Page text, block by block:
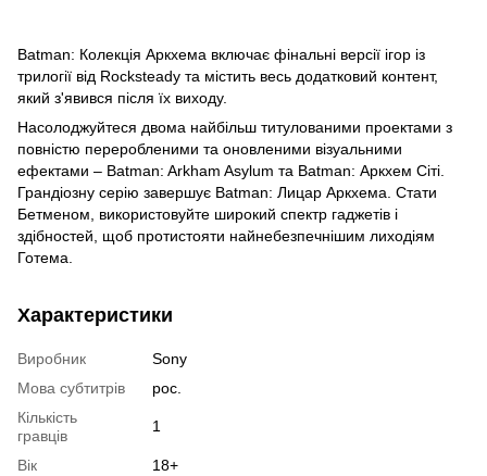
Batman: Колекція Аркхема включає фінальні версії ігор із
трилогії від Rocksteady та містить весь додатковий контент,
який з'явився після їх виходу.
Насолоджуйтеся двома найбільш титулованими проектами з
повністю переробленими та оновленими візуальними
ефектами – Batman: Arkham Asylum та Batman: Аркхем Сіті.
Грандіозну серію завершує Batman: Лицар Аркхема. Стати
Бетменом, використовуйте широкий спектр гаджетів і
здібностей, щоб протистояти найнебезпечнішим лиходіям
Готема.
Характеристики
Виробник
Sony
Мова субтитрів
рос.
Кількість
гравців
1
Вік 18+